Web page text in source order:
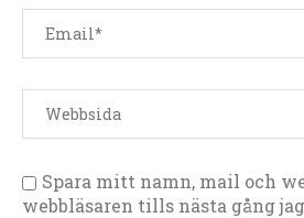
Spara mitt namn, mail och
webbläsaren tills nästa gång